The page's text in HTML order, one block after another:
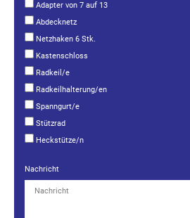
Adapter von 7 auf 13
Abdecknetz
Netzhaken 6 Stk.
Kastenschloss
Radkeil/e
Radkeilhalterung/en
Spanngurt/e
Stützrad
Heckstütze/n
Nachricht